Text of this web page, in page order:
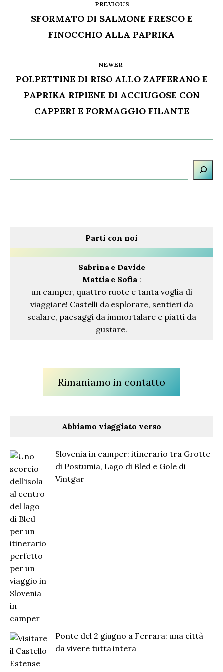
PREVIOUS
SFORMATO DI SALMONE FRESCO E
FINOCCHIO ALLA PAPRIKA
NEWER
POLPETTINE DI RISO ALLO ZAFFERANO E
PAPRIKA RIPIENE DI ACCIUGOSE CON
CAPPERI E FORMAGGIO FILANTE
Parti con noi
Sabrina e Davide
Mattia e Sofia:
un camper, quattro ruote e tanta voglia di
viaggiare! Castelli da esplorare, sentieri da
scalare, paesaggi da immortalare e piatti da
gustare.
Rimaniamo in contatto
Abbiamo viaggiato verso
Slovenia in camper: itinerario tra Grotte
di Postumia, Lago di Bled e Gole di
Vintgar
Ponte del 2 giugno a Ferrara: una città
da vivere tutta intera